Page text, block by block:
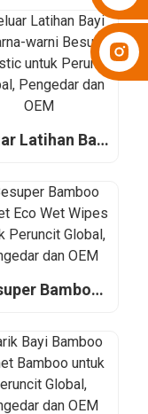
Besuper
Latihan Bayi
Peruncit
Pengedar
dan OEM
Bamboo
Global,
dan OEM